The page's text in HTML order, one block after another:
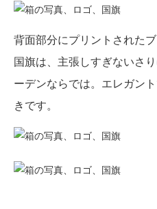
背面部分にプリントされた
国旗は、主張しすぎないさ
ーデンならでは。エレガン
きです。